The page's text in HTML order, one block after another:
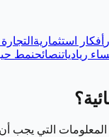
أفكار استثمارية
ريادياتنصائحنمط
التي يجب